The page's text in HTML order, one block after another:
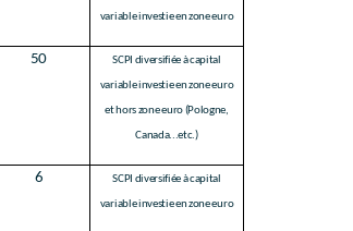
variable investie en zone euro
50 SCPI diversifiée à capital
variable investie en zone euro
et hors zone euro (Pologne,
Canada...etc.)
6 SCPI diversifiée à capital
variable investie en zone euro